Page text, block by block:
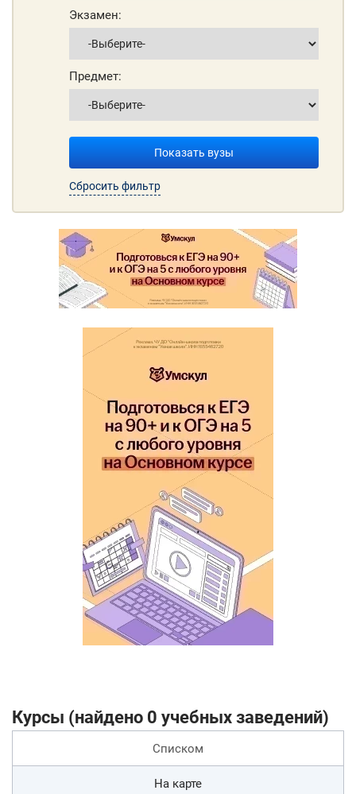
Экзамен:
Предмет:
Показать вузы
Сбросить фильтр
Курсы (найдено 0 учебных заведений)
Списком
На карте